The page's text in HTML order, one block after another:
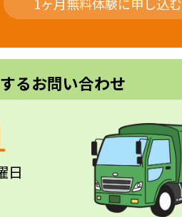
るお問い合わせ
日